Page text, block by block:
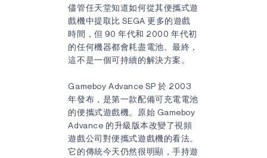
儘管任天堂知道如何從其便攜式遊
戲機中提取比 SEGA 更多的遊戲
時間，但 90 年代和 2000 年代初
的任何機器都會耗盡電池。最終，
這不是一個可持續的解決方案。
Gameboy Advance SP 於 2003
年發布，是第一款配備可充電電池
的便攜式遊戲機。原始 Gameboy
Advance 的升級版本改變了視頻
遊戲公司對便攜式遊戲機的看法。
它的傳統今天仍然很明顯，手持遊